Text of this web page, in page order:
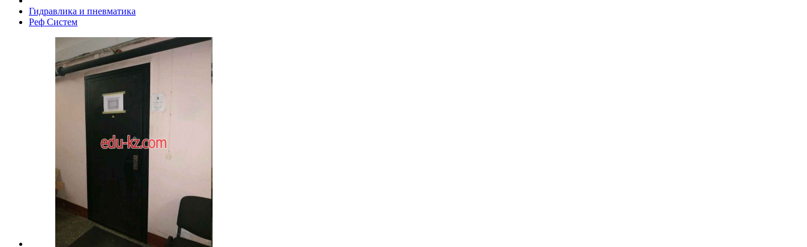
Гидравлика и пневматика
Реф Систем